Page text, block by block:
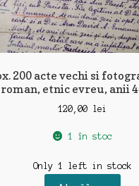
200 acte vechi si
etnic evreu, anii
120,00 lei
1 în stoc
Only 1 left in stock